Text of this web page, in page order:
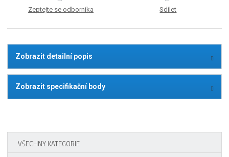
Zeptejte se odborníka Sdílet
Zobrazit detailní popis
Zobrazit specifikační body
VŠECHNY KATEGORIE